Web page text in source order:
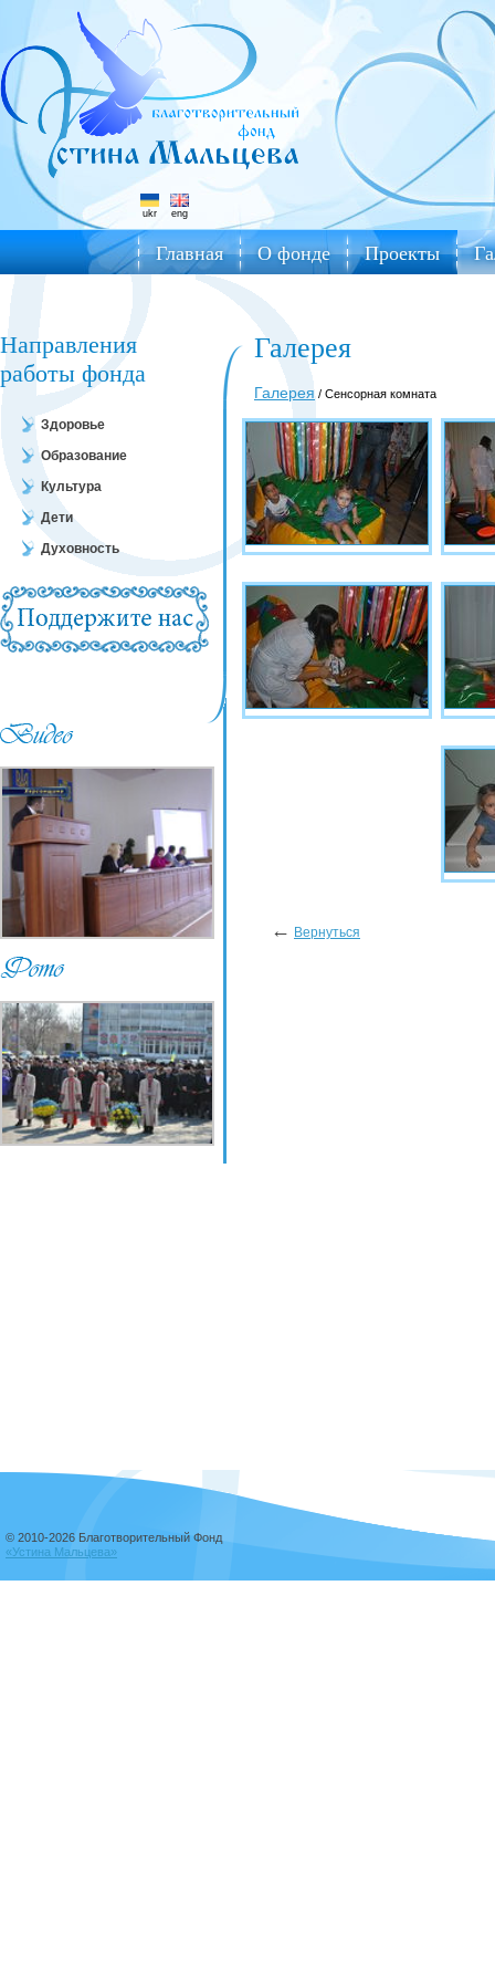
ukr eng
Главная О фонде Проекты
Направления
работы фонда
Здоровье
Образование
Культура
Дети
Духовность
Галерея
Галерея / Сенсорная комната
← Вернуться
© 2010-2026 Благотворительный Фонд
«Устина Мальцева»